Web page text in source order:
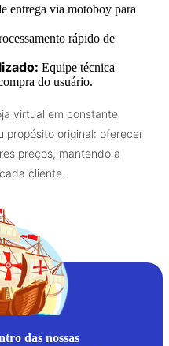
entrega via motoboy para
rápido de
Equipe técnica
do usuário.
virtual em constante
propósito original: oferecer
preços, mantendo a
cliente.
das nossas